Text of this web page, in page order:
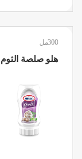
300مل
هلو صلصة الثوم 300مل